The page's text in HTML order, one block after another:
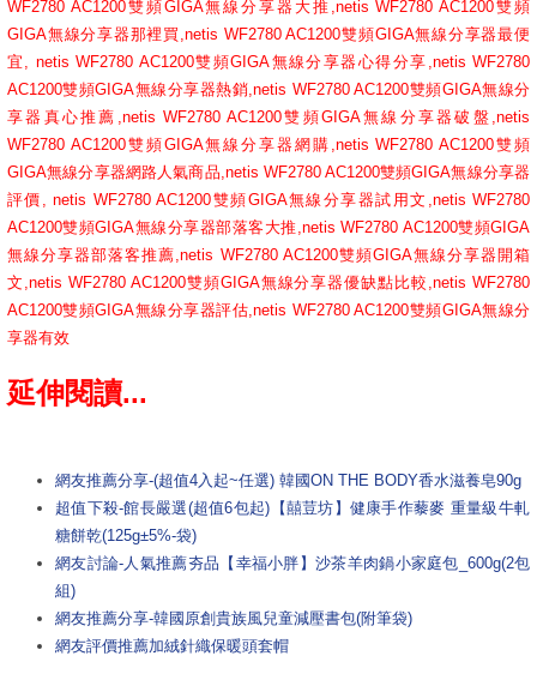
WF2780 AC1200雙頻GIGA無線分享器大推,netis WF2780 AC1200雙頻
GIGA無線分享器那裡買,netis WF2780 AC1200雙頻GIGA無線分享器最便
宜, netis WF2780 AC1200雙頻GIGA無線分享器心得分享,netis WF2780
AC1200雙頻GIGA無線分享器熱銷,netis WF2780 AC1200雙頻GIGA無線分
享器真心推薦,netis WF2780 AC1200雙頻GIGA無線分享器破盤,netis
WF2780 AC1200雙頻GIGA無線分享器網購,netis WF2780 AC1200雙頻
GIGA無線分享器網路人氣商品,netis WF2780 AC1200雙頻GIGA無線分享器
評價, netis WF2780 AC1200雙頻GIGA無線分享器試用文,netis WF2780
AC1200雙頻GIGA無線分享器部落客大推,netis WF2780 AC1200雙頻GIGA
無線分享器部落客推薦,netis WF2780 AC1200雙頻GIGA無線分享器開箱
文,netis WF2780 AC1200雙頻GIGA無線分享器優缺點比較,netis WF2780
AC1200雙頻GIGA無線分享器評估,netis WF2780 AC1200雙頻GIGA無線分
享器有效
延伸閱讀...
網友推薦分享-(超值4入起~任選) 韓國ON THE BODY香水滋養皂90g
超值下殺-館長嚴選(超值6包起)【囍荳坊】健康手作藜麥 重量級牛軋
糖餅乾(125g±5%-袋)
網友討論-人氣推薦夯品【幸福小胖】沙茶羊肉鍋小家庭包_600g(2包
組)
網友推薦分享-韓國原創貴族風兒童減壓書包(附筆袋)
網友評價推薦加絨針織保暖頭套帽